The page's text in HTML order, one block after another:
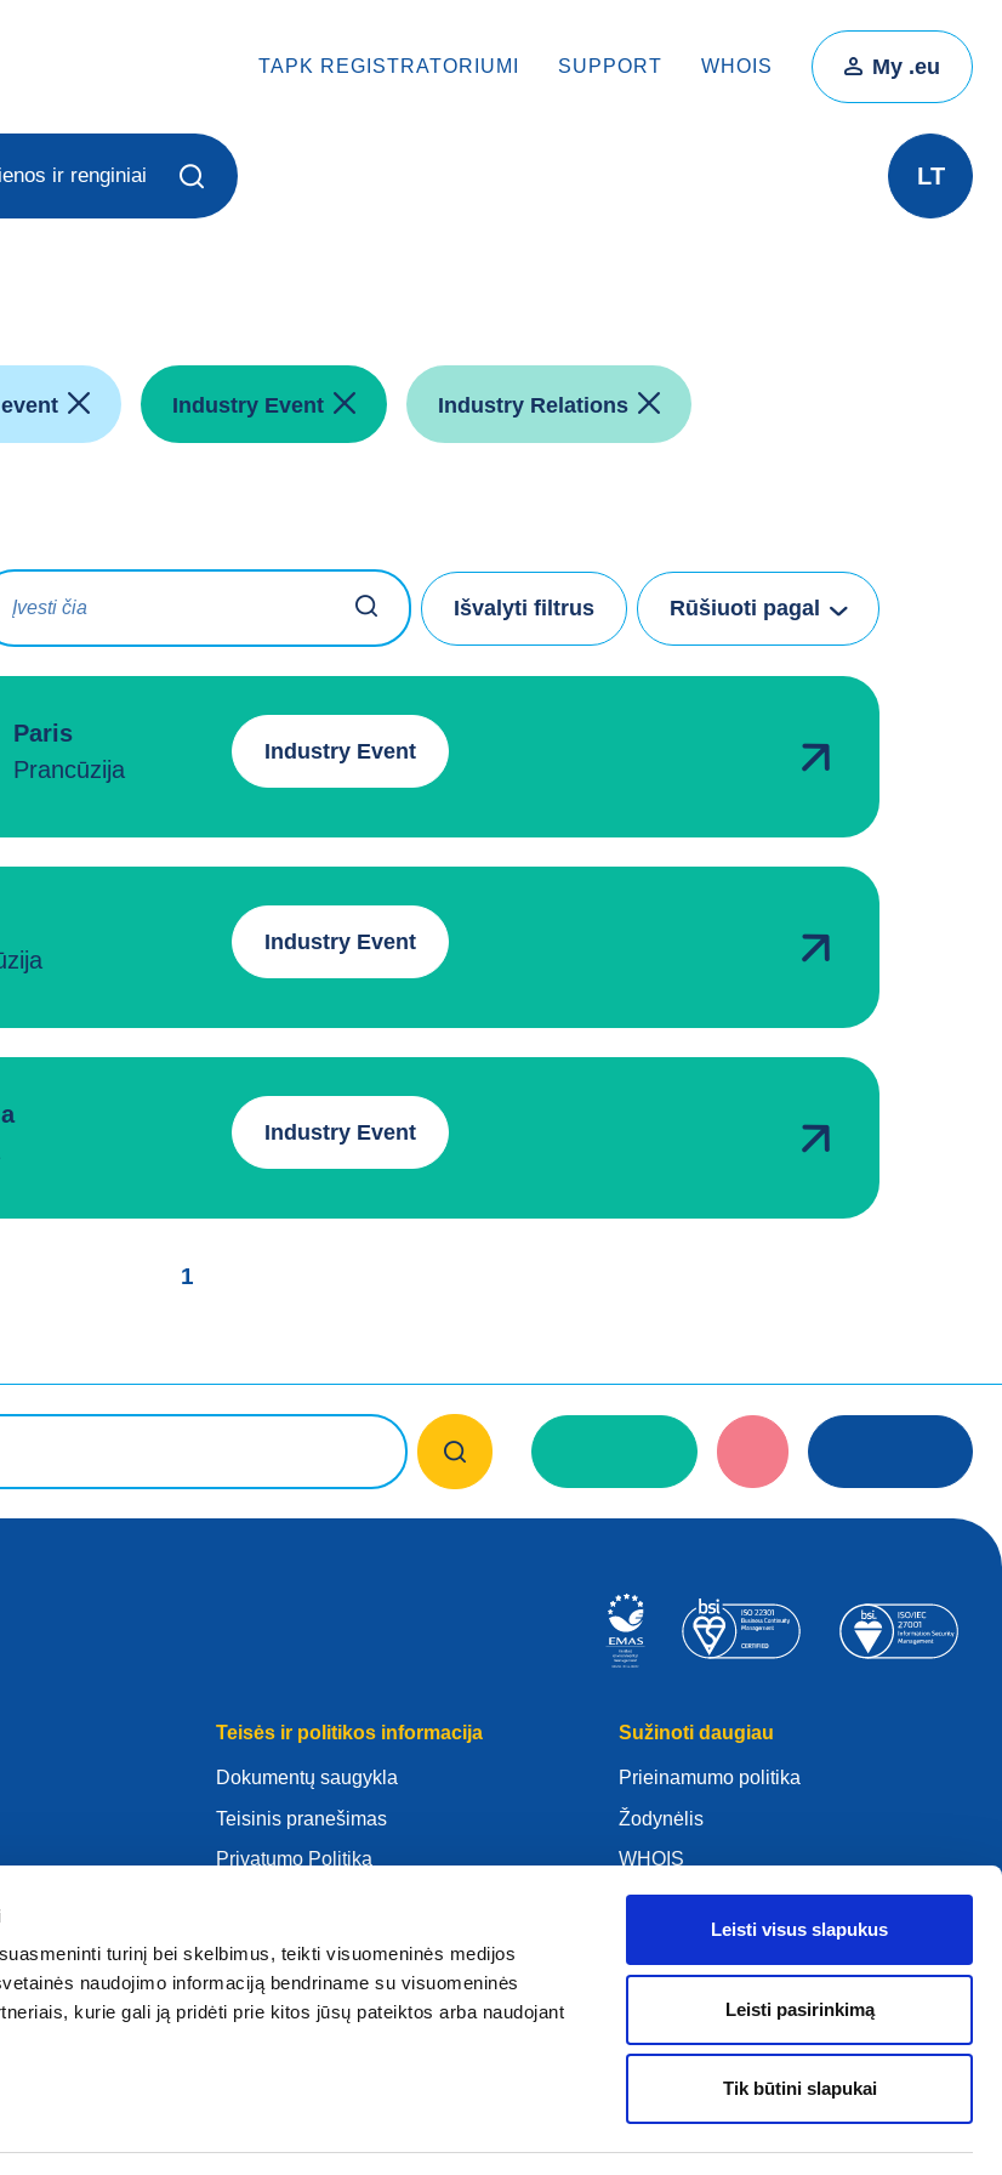
turinį bei skelbimus, teikti visuomeninės medijos
naudojimo informaciją bendriname su visuomeninės
kurie gali ją pridėti prie kitos jūsų pateiktos arba naudojant
Leisti visus slapukus
Leisti pasirinkimą
Tik būtini slapukai
TAPK REGISTRATORIUMI SUPPORT WHOIS My .eu
ir renginiai LT
Industry Event Industry Relations
Išvalyti filtrus Rūšiuoti pagal
Paris
Prancūzija
Industry Event
Industry Event
Industry Event
1
Teisės ir politikos informacija
Dokumentų saugykla
Teisinis pranešimas
Privatumo Politika
Articles of Association
EURid Responsible Disclosure Policy
Sužinoti daugiau
Prieinamumo politika
Žodynėlis
WHOIS
Mano .eu